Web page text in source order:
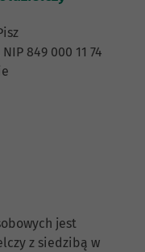
849 000 11 74
jest
z siedzibą w